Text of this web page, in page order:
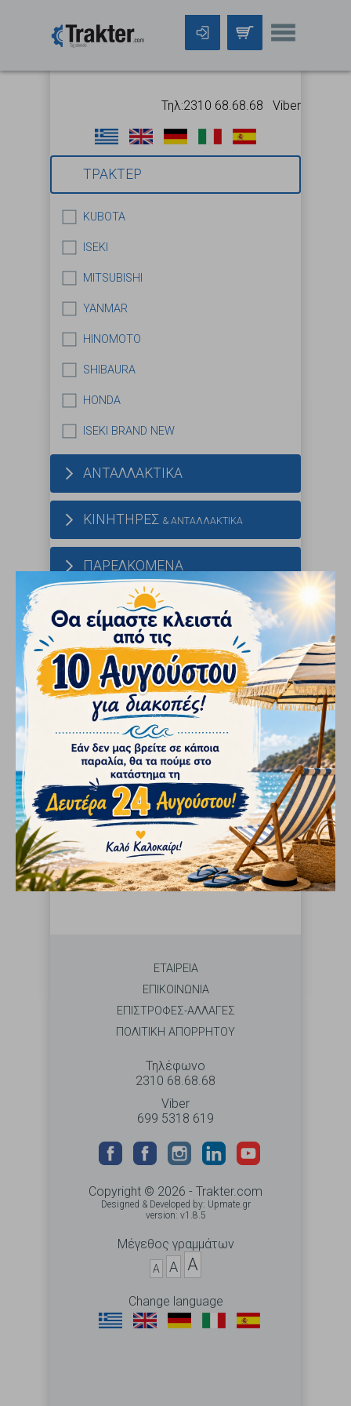
Τηλ:2310 68.68.68 Viber:699
ΤΡΑΚΤΕΡ
KUBOTA
ISEKI
MITSUBISHI
YANMAR
HINOMOTO
SHIBAURA
HONDA
ISEKI BRAND NEW
ΑΝΤΑΛΛΑΚΤΙΚΑ
ΚΙΝΗΤΗΡΕΣ & ΑΝΤΑΛΛΑΚΤΙΚΑ
ΠΑΡΕΛΚΟΜΕΝΑ
ΕΛΑΣΤΙΚΑ
ΔΟΜΙΚΑ ΜΗΧΑΝΗΜΑΤΑ
ISEKI ΤΡΑΚΤΕΡ ΚΑΙΝΟΥΡΙΑ
ΔΩΡΑ
ΑΝΑΖΗΤΗΣΗ
Επιλέξτε Μάρκα από το αριστερό μενού
ΕΤΑΙΡΕΙΑ
ΕΠΙΚΟΙΝΩΝΙΑ
ΕΠΙΣΤΡΟΦΕΣ-ΑΛΛΑΓΕΣ
ΠΟΛΙΤΙΚΗ ΑΠΟΡΡΗΤΟΥ
Τηλέφωνο
2310 68.68.68
Viber
699 5318 619
Copyright © 2026 - Trakter.com
Designed & Developed by: Upmate.gr
version: v1.8.5
Μέγεθος γραμμάτων
A A A
Change language